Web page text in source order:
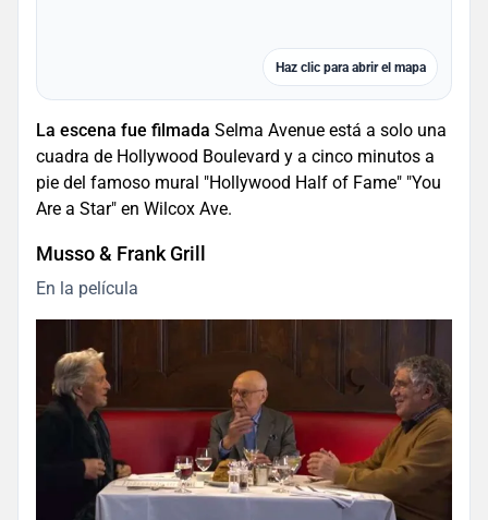
Haz clic para abrir el mapa
La escena fue filmada Selma Avenue está a solo una
cuadra de Hollywood Boulevard y a cinco minutos a
pie del famoso mural "Hollywood Half of Fame" "You
Are a Star" en Wilcox Ave.
Musso & Frank Grill
En la película